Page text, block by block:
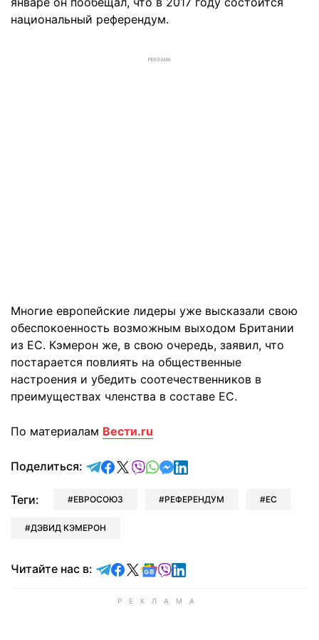
национальный референдум.
РЕКЛАМА
Многие европейские лидеры уже высказали свою
обеспокоенность возможным выходом Британии
из ЕС. Кэмерон же, в свою очередь, заявил, что
постарается повлиять на общественные
настроения и убедить соотечественников в
преимуществах членства в составе ЕС.
По материалам Вести.ru
Поделиться: отправить в Telegram
поделиться в Facebook
поделиться в X
отправить в Viber
отправить в Whatsapp
отправить в Messenger
отправить в LinkedIn
Теги: ЕВРОСОЮЗ РЕФЕРЕНДУМ ЕС
ДЭВИД КЭМЕРОН
Читайте нас в: Читайте в Telegram
Читайте в Facebook
Читайте в X
Читайте в Google news
Читайте в Viber
Читайте в LinkedIn